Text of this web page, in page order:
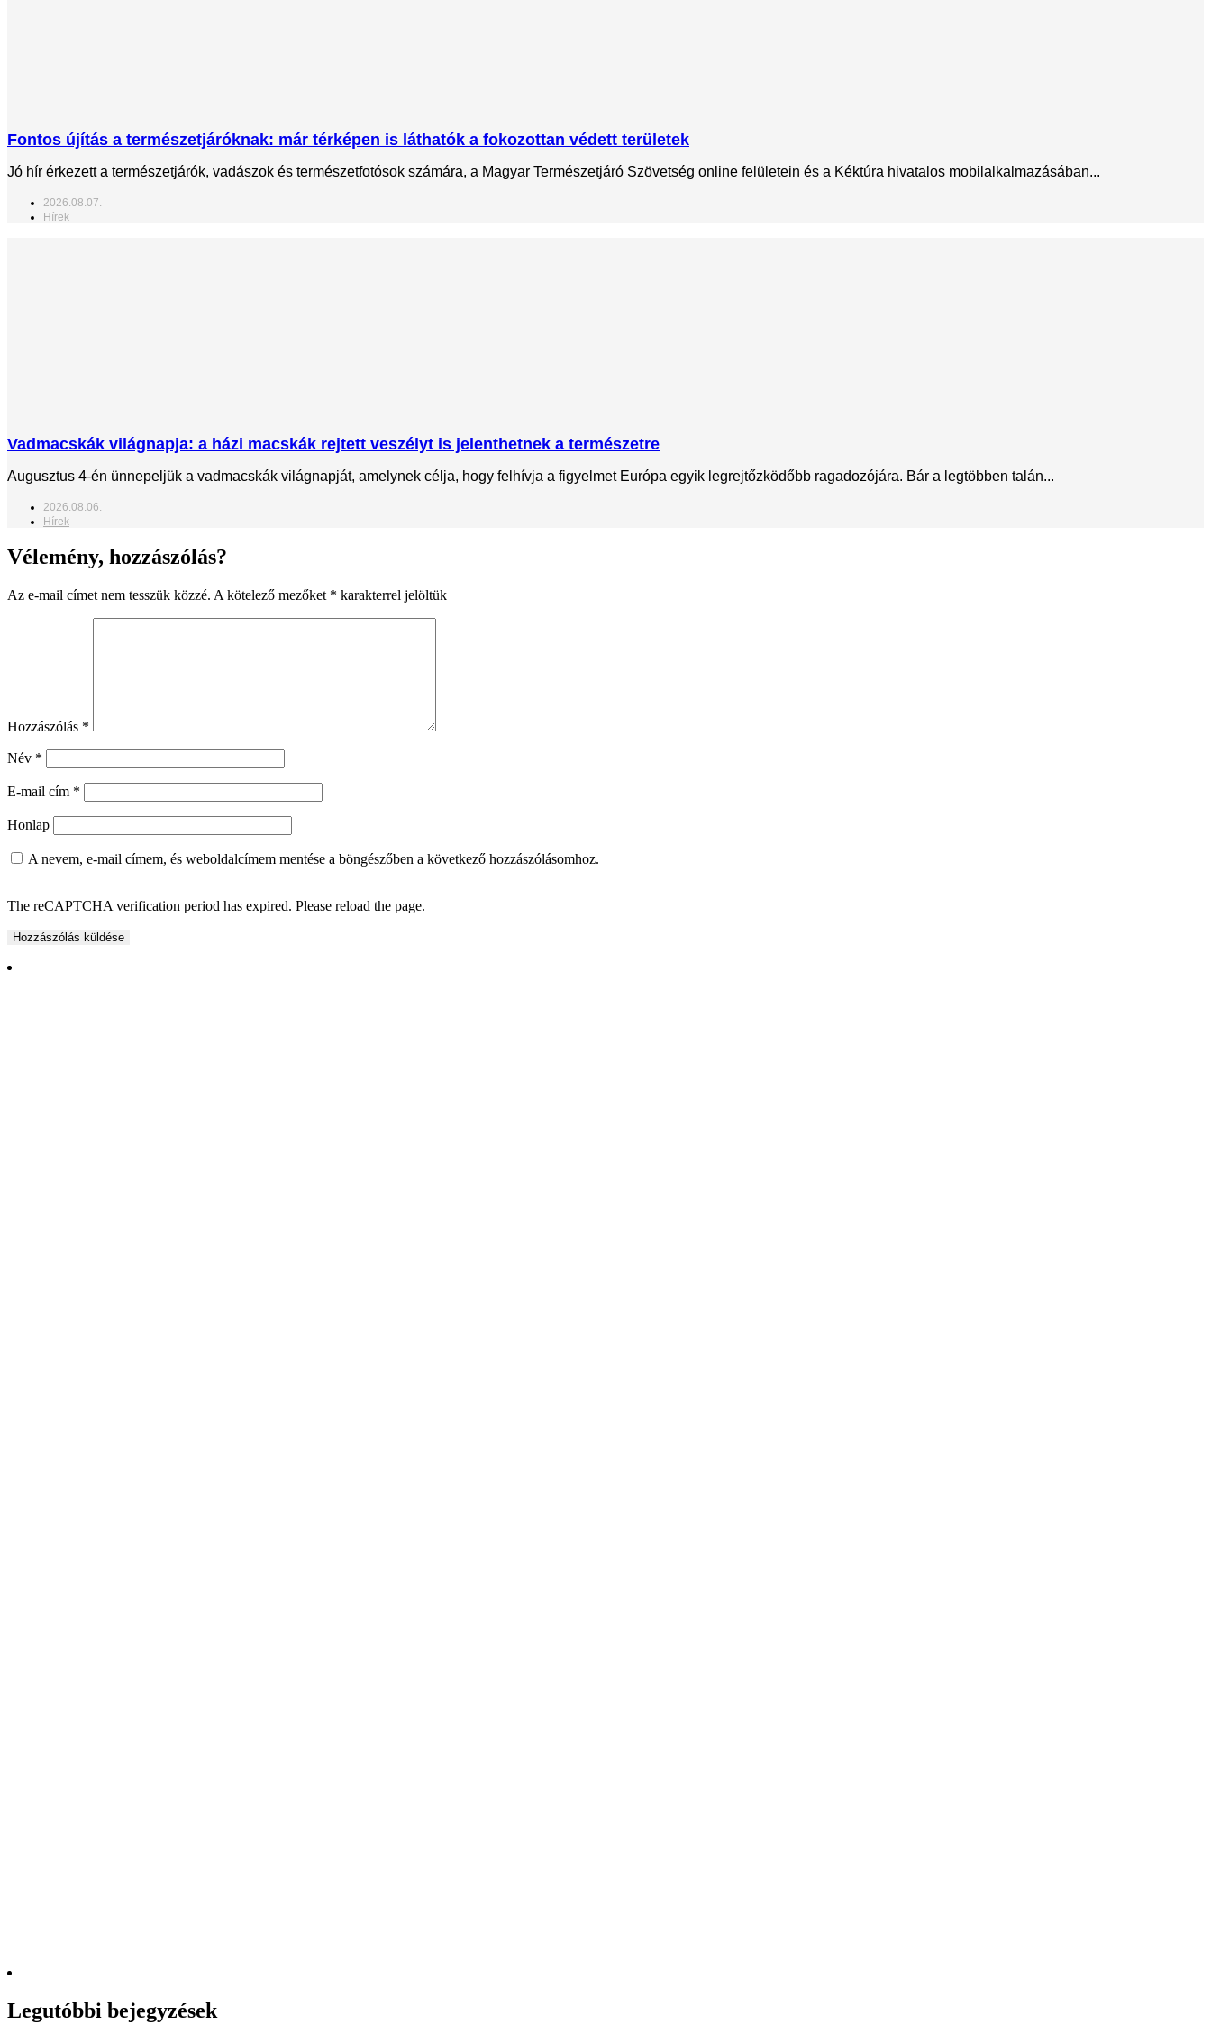
Fontos újítás a természetjáróknak: már térképen is láthatók a fokozottan védett területek
Jó hír érkezett a természetjárók, vadászok és természetfotósok számára, a Magyar Természetjáró Szövetség online felületein és a Kéktúra hivatalos mobilalkalmazásában...
2026.08.07.
Hírek
Vadmacskák világnapja: a házi macskák rejtett veszélyt is jelenthetnek a természetre
Augusztus 4-én ünnepeljük a vadmacskák világnapját, amelynek célja, hogy felhívja a figyelmet Európa egyik legrejtőzködőbb ragadozójára. Bár a legtöbben talán...
2026.08.06.
Hírek
Vélemény, hozzászólás?
Az e-mail címet nem tesszük közzé. A kötelező mezőket * karakterrel jelöltük
Hozzászólás *
Név *
E-mail cím *
Honlap
A nevem, e-mail címem, és weboldalcímem mentése a böngészőben a következő hozzászólásomhoz.
The reCAPTCHA verification period has expired. Please reload the page.
Legutóbbi bejegyzések